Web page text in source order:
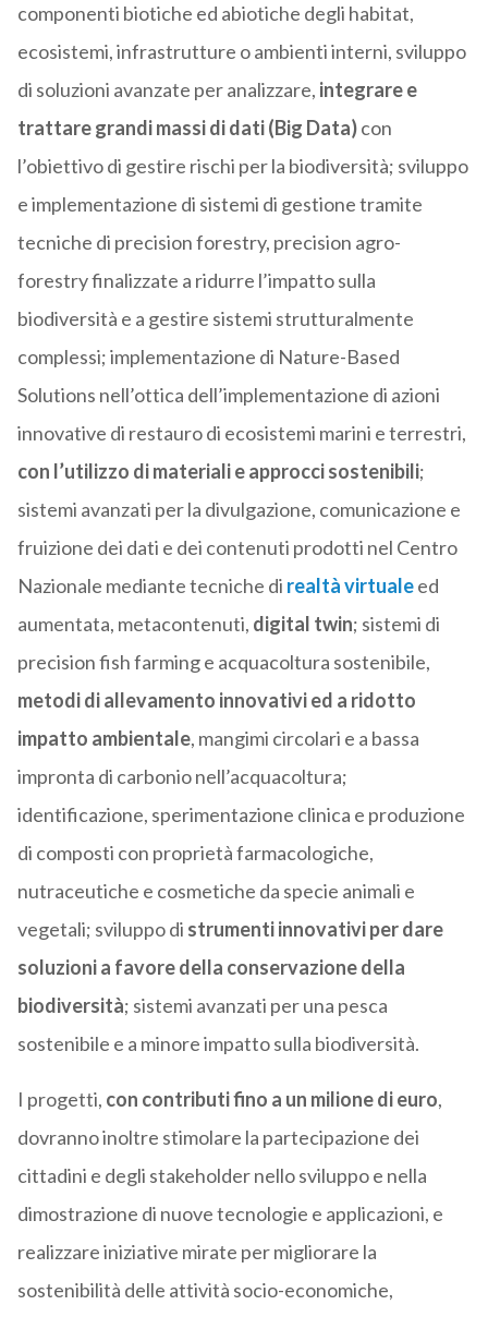
componenti biotiche ed abiotiche degli habitat,
ecosistemi, infrastrutture o ambienti interni, sviluppo
di soluzioni avanzate per analizzare, integrare e
trattare grandi massi di dati (Big Data)con
l’obiettivo di gestire rischi per la biodiversità; sviluppo
e implementazione di sistemi di gestione tramite
tecniche di precision forestry, precision agro-
forestry finalizzate a ridurre l’impatto sulla
biodiversità e a gestire sistemi strutturalmente
complessi; implementazione di Nature-Based
Solutions nell’ottica dell’implementazione di azioni
innovative di restauro di ecosistemi marini e terrestri,
con l’utilizzo di materiali e approcci sostenibili;
sistemi avanzati per la divulgazione, comunicazione e
fruizione dei dati e dei contenuti prodotti nel Centro
Nazionale mediante tecniche di realtà virtualeed
aumentata, metacontenuti, digital twin; sistemi di
precision fish farming e acquacoltura sostenibile,
metodi di allevamento innovativi ed a ridotto
impatto ambientale, mangimi circolari e a bassa
impronta di carbonio nell’acquacoltura;
identificazione, sperimentazione clinica e produzione
di composti con proprietà farmacologiche,
nutraceutiche e cosmetiche da specie animali e
vegetali; sviluppo di strumenti innovativi per dare
soluzioni a favore della conservazione della
biodiversità; sistemi avanzati per una pesca
sostenibile e a minore impatto sulla biodiversità.
I progetti, con contributi fino a un milione di euro,
dovranno inoltre stimolare la partecipazione dei
cittadini e degli stakeholder nello sviluppo e nella
dimostrazione di nuove tecnologie e applicazioni, e
realizzare iniziative mirate per migliorare la
sostenibilità delle attività socio-economiche,